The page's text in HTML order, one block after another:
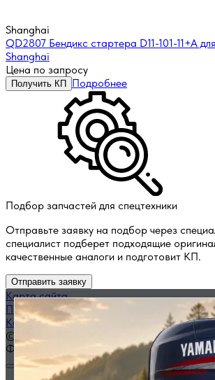
Shanghai
QD2807 Бендикс стартера D11-101-11+A
Shanghai
Цена по запросу
Получить КП Подробнее
Подбор запчастей для спецтехники
Отправьте заявку на подбор через
специалист подберет подходящие
качественные аналоги и подготовит КП.
Отправить заявку
Карта сайта
Политика конфиденциальности
Каталог запчастей по названию
© 2014 — 2026 ООО «ВЭД»
Фильтр